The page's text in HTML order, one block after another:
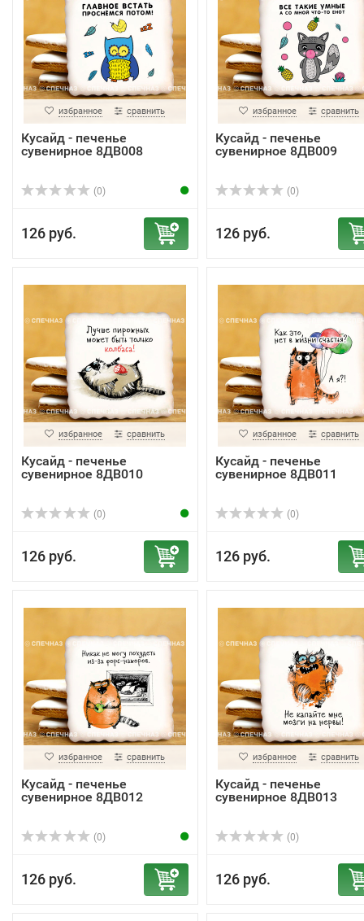
избранное сравнить
Кусайд - печенье
сувенирное 8ДВ008
(0)
126 руб.
избранное сравнить
Кусайд - печенье
сувенирное 8ДВ009
(0)
126 руб.
избранное сравнить
Кусайд - печенье
сувенирное 8ДВ010
(0)
126 руб.
избранное сравнить
Кусайд - печенье
сувенирное 8ДВ011
(0)
126 руб.
избранное сравнить
Кусайд - печенье
сувенирное 8ДВ012
(0)
126 руб.
избранное сравнить
Кусайд - печенье
сувенирное 8ДВ013
(0)
126 руб.